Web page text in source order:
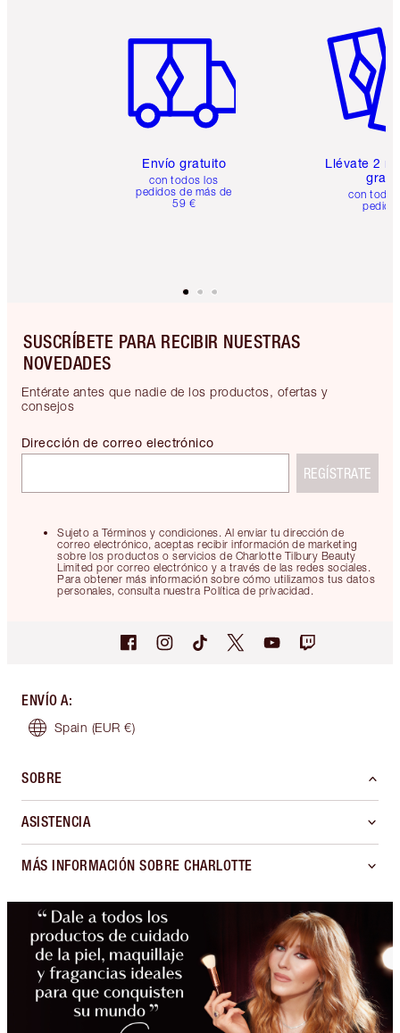
Envío gratuito
con todos los
pedidos de más de
59 €
Llévate 2
gratis
con
SUSCRÍBETE PARA RECIBIR NUESTRAS
NOVEDADES
Entérate antes que nadie de los productos, ofertas y
consejos
Sujeto a Términos y condiciones. Al enviar tu dirección de
correo electrónico, aceptas recibir información de marketing
sobre los productos o servicios de Charlotte Tilbury Beauty
Limited por correo electrónico y a través de las redes sociales.
Para obtener más información sobre cómo utilizamos tus datos
personales, consulta nuestra Política de privacidad.
Dirección de correo electrónico
REGÍSTRATE
ENVÍO A:
Spain (EUR €)
SOBRE
ASISTENCIA
MÁS INFORMACIÓN SOBRE CHARLOTTE